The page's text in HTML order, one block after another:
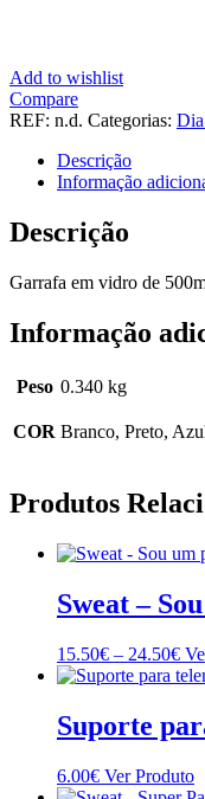
Add to wishlist
Compare
REF: n.d. Categorias:
Descrição
Informação
Descrição
Garrafa em vidro de
Informação
Peso 0.340 kg
COR Branco, Preto,
Produtos
Sweat –
15.50€ – 24.50€
Suporte
6.00€ Ver Produto